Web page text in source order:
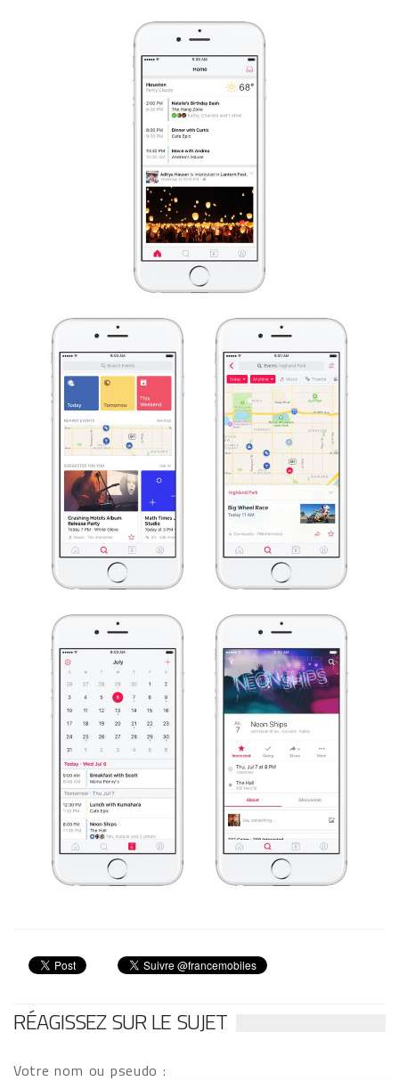
RÉAGISSEZ SUR LE SUJET
Votre nom ou pseudo :